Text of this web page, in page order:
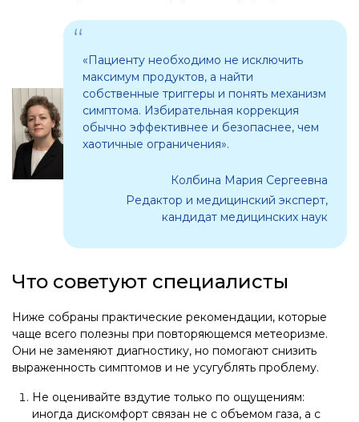
«Пациенту необходимо не исключить
максимум продуктов, а найти
собственные триггеры и понять механизм
симптома. Избирательная коррекция
обычно эффективнее и безопаснее, чем
хаотичные ограничения».
Колбина Мария Сергеевна
Редактор и медицинский эксперт,
кандидат медицинских наук
Что советуют специалисты
Ниже собраны практические рекомендации, которые
чаще всего полезны при повторяющемся метеоризме.
Они не заменяют диагностику, но помогают снизить
выраженность симптомов и не усугублять проблему.
Не оценивайте вздутие только по ощущениям:
иногда дискомфорт связан не с объемом газа, а с